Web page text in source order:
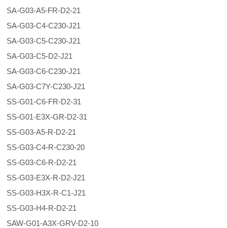
SA-G03-A5-FR-D2-21
SA-G03-C4-C230-J21
SA-G03-C5-C230-J21
SA-G03-C5-D2-J21
SA-G03-C6-C230-J21
SA-G03-C7Y-C230-J21
SS-G01-C6-FR-D2-31
SS-G01-E3X-GR-D2-31
SS-G03-A5-R-D2-21
SS-G03-C4-R-C230-20
SS-G03-C6-R-D2-21
SS-G03-E3X-R-D2-J21
SS-G03-H3X-R-C1-J21
SS-G03-H4-R-D2-21
SAW-G01-A3X-GRV-D2-10